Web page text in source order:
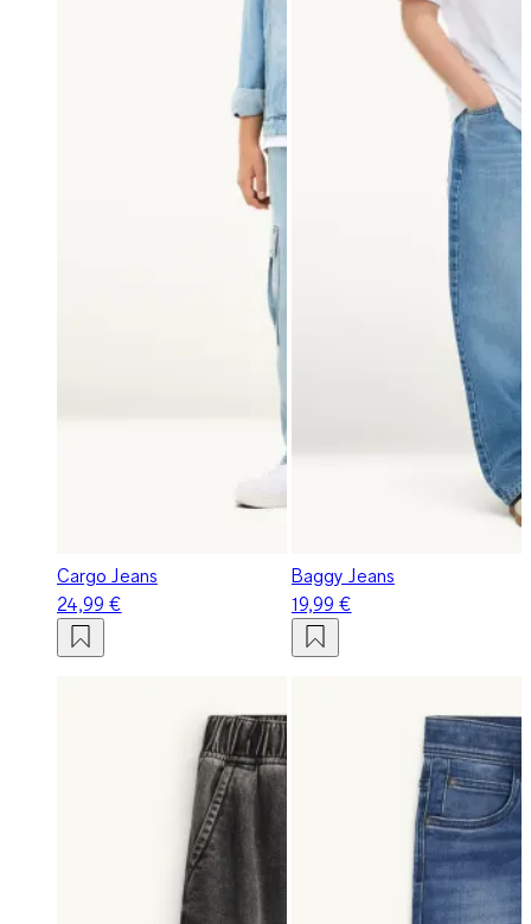
Cargo Jeans
24,99 €
Baggy Jeans
19,99 €